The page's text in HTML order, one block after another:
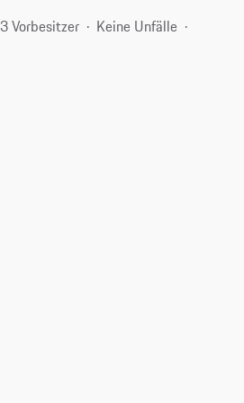
3 Vorbesitzer
Keine Unfälle